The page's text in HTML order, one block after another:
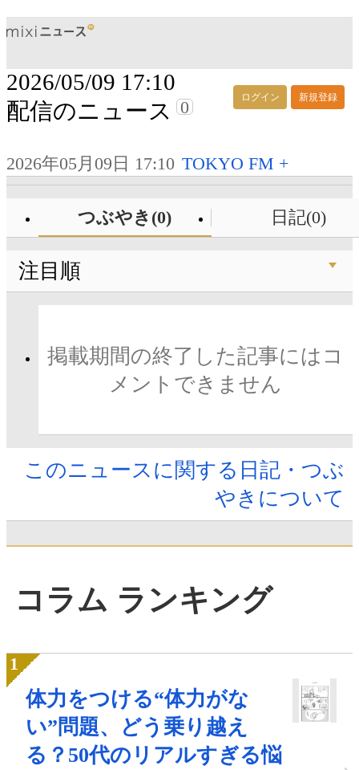
ログイン 新規登録
2026/05/09 17:10
配信のニュース
0
2026年05月09日 17:10 TOKYO FM +
つぶやき(0) 日記(0)
注目順
掲載期間の終了した記事にはコ
メントできません
このニュースに関する日記・つぶ
やきについて
コラム ランキング
体力をつける“体力がな
い”問題、どう乗り越え
る？50代のリアルすぎる悩